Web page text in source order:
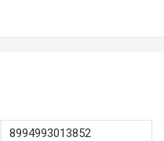
8994993013852